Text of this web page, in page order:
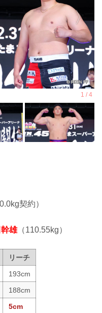
契約）
幹雄（110.55kg）
リーチ
193cm
188cm
5cm